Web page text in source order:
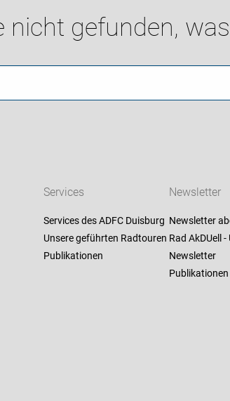
nicht gefunden,
Services
Services des ADFC Duisburg
Unsere geführten Radtouren
Publikationen
Newsletter
Newsletter
Rad AkDUell -
Newsletter
Publikationen